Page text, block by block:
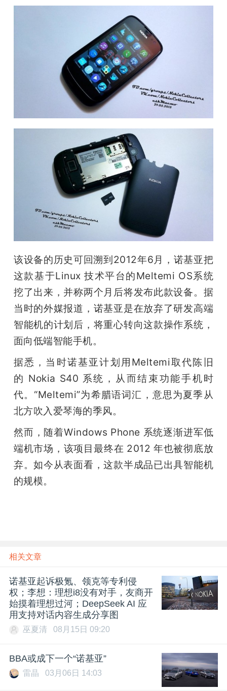
机
该设备的历史可回溯到2012年6月，诺基亚把
这款基于Linux 技术平台的Meltemi OS系统
挖了出来，并称两个月后将发布此款设备。据
当时的外媒报道，诺基亚是在放弃了研发高端
智能机的计划后，将重心转向这款操作系统，
面向低端智能手机。
据悉，当时诺基亚计划用Meltemi取代陈旧
的 Nokia S40 系统，从而结束功能手机时
代。“Meltemi”为希腊语词汇，意思为夏季从
北方吹入爱琴海的季风。
然而，随着Windows Phone 系统逐渐进军低
端机市场，该项目最终在 2012 年也被彻底放
弃。如今从表面看，这款半成品已出具智能机
的规模。
相关文章
诺基亚起诉极氪、领克等专利侵
权；李想：理想i8没有对手，友商开
始摸着理想过河；DeepSeek AI 应
用支持对话内容生成分享图
巫夏清 08月15日 09:20
BBA或成下一个“诺基亚”
雷晶 03月06日 14:03